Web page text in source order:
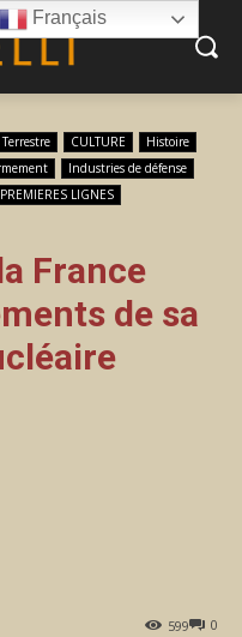
Terrestre CULTURE
Histoire
Industries de défense
PREMIERES LIGNES
France
de sa
0
599
Français